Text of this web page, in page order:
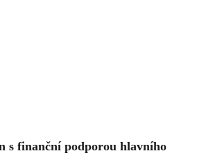
s finanční podporou hlavního